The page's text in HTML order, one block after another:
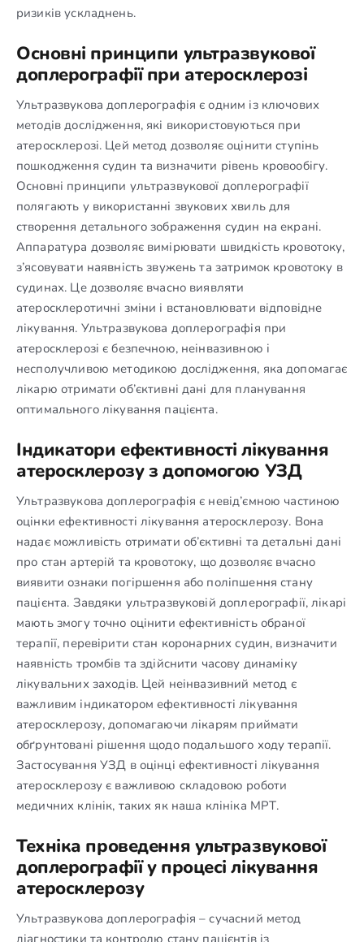
ризиків ускладнень.
Основні принципи ультразвукової
доплерографії при атеросклерозі
Ультразвукова доплерографія є одним із ключових
методів дослідження, які використовуються при
атеросклерозі. Цей метод дозволяє оцінити ступінь
пошкодження судин та визначити рівень кровообігу.
Основні принципи ультразвукової доплерографії
полягають у використанні звукових хвиль для
створення детального зображення судин на екрані.
Аппаратура дозволяє вимірювати швидкість кровотоку,
з’ясовувати наявність звужень та затримок кровотоку в
судинах. Це дозволяє вчасно виявляти
атеросклеротичні зміни і встановлювати відповідне
лікування. Ультразвукова доплерографія при
атеросклерозі є безпечною, неінвазивною і
несполучливою методикою дослідження, яка допомагає
лікарю отримати об’єктивні дані для планування
оптимального лікування пацієнта.
Індикатори ефективності лікування
атеросклерозу з допомогою УЗД
Ультразвукова доплерографія є невід’ємною частиною
оцінки ефективності лікування атеросклерозу. Вона
надає можливість отримати об’єктивні та детальні дані
про стан артерій та кровотоку, що дозволяє вчасно
виявити ознаки погіршення або поліпшення стану
пацієнта. Завдяки ультразвуковій доплерографії, лікарі
мають змогу точно оцінити ефективність обраної
терапії, перевірити стан коронарних судин, визначити
наявність тромбів та здійснити часову динаміку
лікувальних заходів. Цей неінвазивний метод є
важливим індикатором ефективності лікування
атеросклерозу, допомагаючи лікарям приймати
обґрунтовані рішення щодо подальшого ходу терапії.
Застосування УЗД в оцінці ефективності лікування
атеросклерозу є важливою складовою роботи
медичних клінік, таких як наша клініка МРТ.
Техніка проведення ультразвукової
доплерографії у процесі лікування
атеросклерозу
Ультразвукова доплерографія – сучасний метод
діагностики та контролю стану пацієнтів із